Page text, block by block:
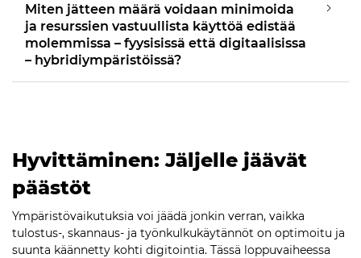
Miten jätteen määrä voidaan minimoida
ja resurssien vastuullista käyttöä edistää
molemmissa – fyysisissä että digitaalisissa
– hybridiympäristöissä?
Hyvittäminen: Jäljelle jäävät
päästöt
Ympäristövaikutuksia voi jäädä jonkin verran, vaikka
tulostus-, skannaus- ja työnkulkukäytännöt on optimoitu ja
suunta käännetty kohti digitointia. Tässä loppuvaiheessa